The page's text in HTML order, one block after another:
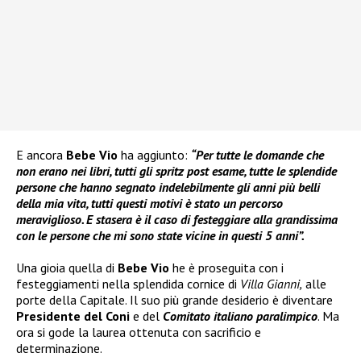
E ancora Bebe Vio ha aggiunto: “Per tutte le domande che
non erano nei libri, tutti gli spritz post esame, tutte le splendide
persone che hanno segnato indelebilmente gli anni più belli
della mia vita, tutti questi motivi è stato un percorso
meraviglioso. E stasera è il caso di festeggiare alla grandissima
con le persone che mi sono state vicine in questi 5 anni”.
Una gioia quella di Bebe Vio he è proseguita con i
festeggiamenti nella splendida cornice di Villa Gianni, alle
porte della Capitale. Il suo più grande desiderio è diventare
Presidente del Coni e del Comitato italiano paralimpico. Ma
ora si gode la laurea ottenuta con sacrificio e
determinazione.